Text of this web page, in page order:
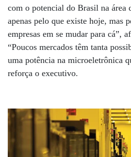
com o potencial do Brasil na área
apenas pelo que existe hoje, mas
empresas em se mudar para cá”,
“Poucos mercados têm tanta
uma potência na microeletrônica
reforça o executivo.